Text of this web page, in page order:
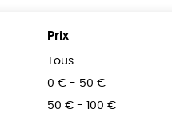
Prix
Tous
0 € - 50 €
50 € - 100 €